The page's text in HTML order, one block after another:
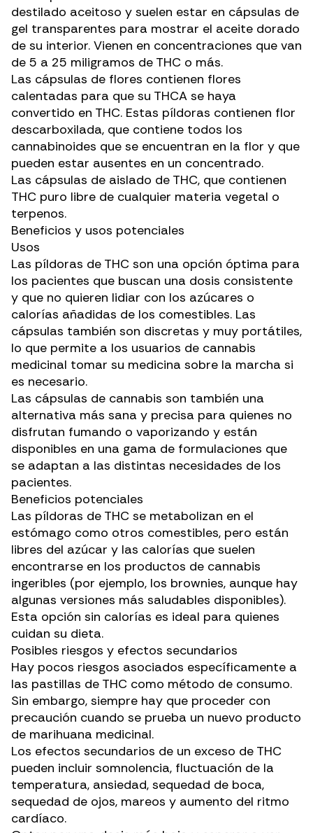
destilado aceitoso y suelen estar en cápsulas de
gel transparentes para mostrar el aceite dorado
de su interior. Vienen en concentraciones que van
de 5 a 25 miligramos de THC o más.
Las cápsulas de flores contienen flores
calentadas para que su THCA se haya
convertido en THC. Estas píldoras contienen flor
descarboxilada, que contiene todos los
cannabinoides que se encuentran en la flor y que
pueden estar ausentes en un concentrado.
Las cápsulas de aislado de THC, que contienen
THC puro libre de cualquier materia vegetal o
terpenos.
Beneficios y usos potenciales
Usos
Las píldoras de THC son una opción óptima para
los pacientes que buscan una dosis consistente
y que no quieren lidiar con los azúcares o
calorías añadidas de los comestibles. Las
cápsulas también son discretas y muy portátiles,
lo que permite a los usuarios de cannabis
medicinal tomar su medicina sobre la marcha si
es necesario.
Las cápsulas de cannabis son también una
alternativa más sana y precisa para quienes no
disfrutan fumando o vaporizando y están
disponibles en una gama de formulaciones que
se adaptan a las distintas necesidades de los
pacientes.
Beneficios potenciales
Las píldoras de THC se metabolizan en el
estómago como otros comestibles, pero están
libres del azúcar y las calorías que suelen
encontrarse en los productos de cannabis
ingeribles (por ejemplo, los brownies, aunque hay
algunas versiones más saludables disponibles).
Esta opción sin calorías es ideal para quienes
cuidan su dieta.
Posibles riesgos y efectos secundarios
Hay pocos riesgos asociados específicamente a
las pastillas de THC como método de consumo.
Sin embargo, siempre hay que proceder con
precaución cuando se prueba un nuevo producto
de marihuana medicinal.
Los efectos secundarios de un exceso de THC
pueden incluir somnolencia, fluctuación de la
temperatura, ansiedad, sequedad de boca,
sequedad de ojos, mareos y aumento del ritmo
cardíaco.